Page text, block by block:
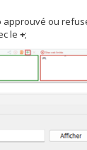
approuvé ou
le +;